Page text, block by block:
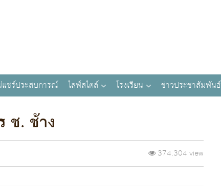
ชร์ประสบการณ์ ไลฟ์สไตล์ โรงเรียน ข่าวประชาสัมพันธ์
ช. ช้าง
374,304 view